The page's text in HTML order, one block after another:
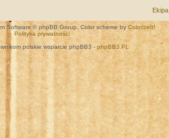
Ekipa
Software © phpBB Group. Color scheme by ColorizeIt!
Polityka prywatności
polskie wsparcie phpBB3 - phpBB3.PL